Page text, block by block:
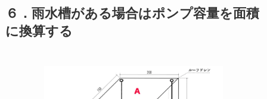
６．雨水槽がある場合はポンプ容量を面積
に換算する